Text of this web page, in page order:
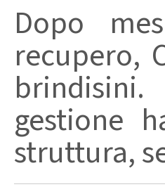
Dopo
recupero,
gestione
struttura,